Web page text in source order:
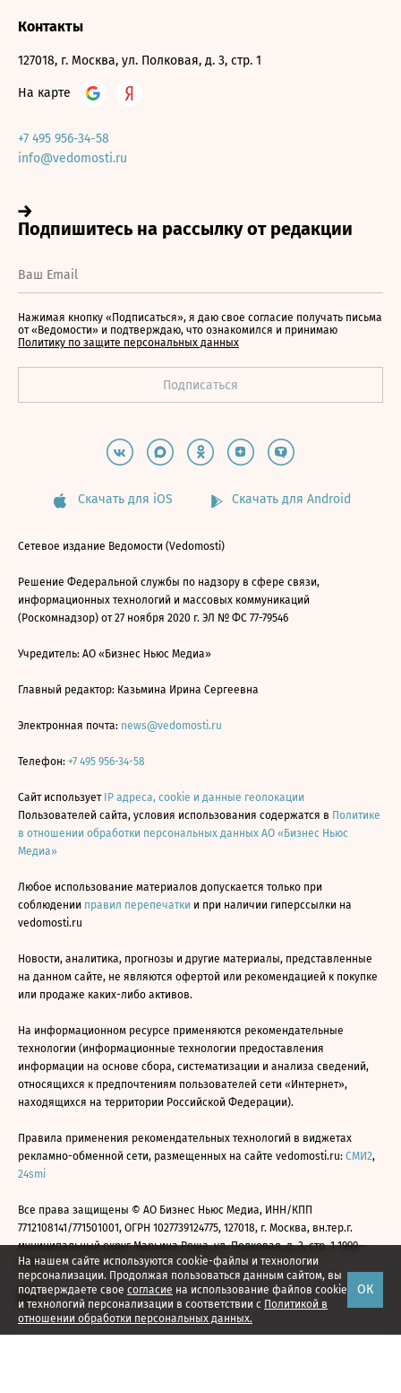
На нашем сайте используются cookie-файлы и технологии
персонализации. Продолжая пользоваться данным сайтом, вы
подтверждаете свое согласие на использование файлов cookie
и технологий персонализации в соответствии с Политикой в
отношении обработки персональных данных.
ОК
Контакты
127018, г. Москва, ул. Полковая, д. 3, стр. 1
На карте
+7 495 956-34-58
info@vedomosti.ru
Нажимая кнопку «Подписаться», я даю свое согласие получать письма
от «Ведомости» и подтверждаю, что ознакомился и принимаю
Политику по защите персональных данных
Скачать для iOS Скачать для Android
Сетевое издание Ведомости (Vedomosti)
Решение Федеральной службы по надзору в сфере связи,
информационных технологий и массовых коммуникаций
(Роскомнадзор) от 27 ноября 2020 г. ЭЛ № ФС 77-79546
Учредитель: АО «Бизнес Ньюс Медиа»
Главный редактор: Казьмина Ирина Сергеевна
Электронная почта: news@vedomosti.ru
Телефон: +7 495 956-34-58
Сайт использует IP адреса, cookie и данные геолокации
Пользователей сайта, условия использования содержатся в Политике
в отношении обработки персональных данных АО «Бизнес Ньюс
Медиа»
Любое использование материалов допускается только при
соблюдении правил перепечатки и при наличии гиперссылки на
vedomosti.ru
Новости, аналитика, прогнозы и другие материалы, представленные
на данном сайте, не являются офертой или рекомендацией к покупке
или продаже каких-либо активов.
На информационном ресурсе применяются рекомендательные
технологии (информационные технологии предоставления
информации на основе сбора, систематизации и анализа сведений,
относящихся к предпочтениям пользователей сети «Интернет»,
находящихся на территории Российской Федерации).
Правила применения рекомендательных технологий в виджетах
рекламно-обменной сети, размещенных на сайте vedomosti.ru: СМИ2,
24smi
Все права защищены © АО Бизнес Ньюс Медиа, ИНН/КПП
7712108141/771501001, ОГРН 1027739124775, 127018, г. Москва, вн.тер.г.
муниципальный округ Марьина Роща, ул. Полковая, д. 3, стр. 1 1999—
2026